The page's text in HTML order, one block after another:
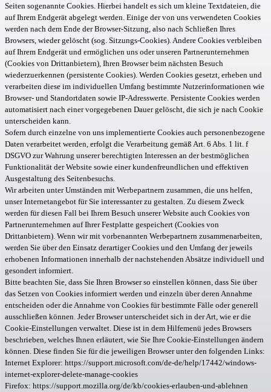
Seiten sogenannte Cookies. Hierbei handelt es sich um kleine Textdateien, die
auf Ihrem Endgerät abgelegt werden. Einige der von uns verwendeten Cookies
werden nach dem Ende der Browser-Sitzung, also nach Schließen Ihres
Browsers, wieder gelöscht (sog. Sitzungs-Cookies). Andere Cookies verbleiben
auf Ihrem Endgerät und ermöglichen uns oder unseren Partnerunternehmen
(Cookies von Drittanbietern), Ihren Browser beim nächsten Besuch
wiederzuerkennen (persistente Cookies). Werden Cookies gesetzt, erheben und
verarbeiten diese im individuellen Umfang bestimmte Nutzerinformationen wie
Browser- und Standortdaten sowie IP-Adresswerte. Persistente Cookies werden
automatisiert nach einer vorgegebenen Dauer gelöscht, die sich je nach Cookie
unterscheiden kann.
Sofern durch einzelne von uns implementierte Cookies auch personenbezogene
Daten verarbeitet werden, erfolgt die Verarbeitung gemäß Art. 6 Abs. 1 lit. f
DSGVO zur Wahrung unserer berechtigten Interessen an der bestmöglichen
Funktionalität der Website sowie einer kundenfreundlichen und effektiven
Ausgestaltung des Seitenbesuchs.
Wir arbeiten unter Umständen mit Werbepartnern zusammen, die uns helfen,
unser Internetangebot für Sie interessanter zu gestalten. Zu diesem Zweck
werden für diesen Fall bei Ihrem Besuch unserer Website auch Cookies von
Partnerunternehmen auf Ihrer Festplatte gespeichert (Cookies von
Drittanbietern). Wenn wir mit vorbenannten Werbepartnern zusammenarbeiten,
werden Sie über den Einsatz derartiger Cookies und den Umfang der jeweils
erhobenen Informationen innerhalb der nachstehenden Absätze individuell und
gesondert informiert.
Bitte beachten Sie, dass Sie Ihren Browser so einstellen können, dass Sie über
das Setzen von Cookies informiert werden und einzeln über deren Annahme
entscheiden oder die Annahme von Cookies für bestimmte Fälle oder generell
ausschließen können. Jeder Browser unterscheidet sich in der Art, wie er die
Cookie-Einstellungen verwaltet. Diese ist in dem Hilfemenü jedes Browsers
beschrieben, welches Ihnen erläutert, wie Sie Ihre Cookie-Einstellungen ändern
können. Diese finden Sie für die jeweiligen Browser unter den folgenden Links:
Internet Explorer: https://support.microsoft.com/de-de/help/17442/windows-
internet-explorer-delete-manage-cookies
Firefox: https://support.mozilla.org/de/kb/cookies-erlauben-und-ablehnen